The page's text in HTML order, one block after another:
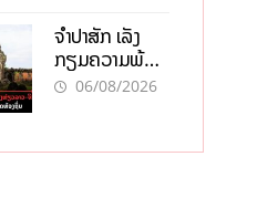
ຈຳປາສັກ ເລັ່ງ
ກຽມຄວາມພ້ອມ
“ປີທ່ອງທ່ຽວ
ເສດຖະກິດ
06/08/2026